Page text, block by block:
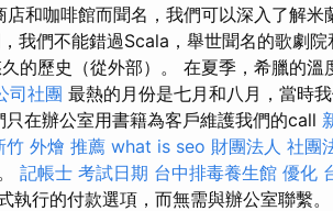
店和咖啡館而聞名，我們可以深入了解米
我們不能錯過Scala，舉世聞名的歌劇
的歷史（從外部）。 在夏季，希臘的溫
司社團 最熱的月份是七月和八月，當時
只在辦公室用書籍為客戶維護我們的call
竹 外燴 推薦 what is seo 財團法人 社團
記帳士 考試日期 台中排毒養生館 優化
執行的付款選項，而無需與辦公室聯繫